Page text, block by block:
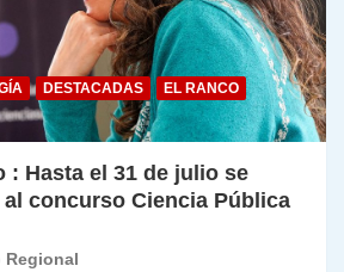
DESTACADAS
EL RANCO
: Hasta el 31 de julio se
concurso Ciencia Pública
Regional